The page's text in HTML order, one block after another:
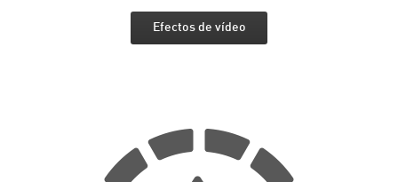
Efectos de vídeo